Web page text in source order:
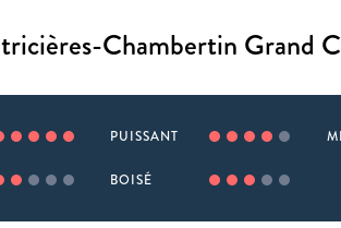
Chambertin Grand
PUISSANT
BOISÉ